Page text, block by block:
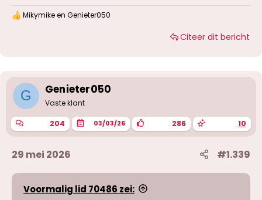
W
n
g
n
:
Mikymikeen Genieter050
Citeer dit bericht
G Genieter050
Vaste klant
204 03/03/26 286 10
29 mei 2026 #1.339
Voormalig lid 70486 zei: